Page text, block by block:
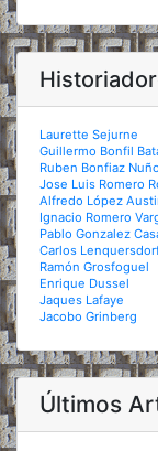
Laurette Sejurne
Guillermo Bonfil
Ruben Bonfiaz Nuño
Jose Luis Romero
Alfredo López
Ignacio Romero
Pablo Gonzalez
Carlos
Ramón Grosfoguel
Enrique Dussel
Jaques Lafaye
Jacobo Grinberg
Últimos